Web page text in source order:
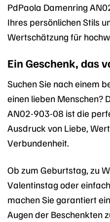
PdPaola Damenring
Ihres persönlichen Stils
Wertschätzung für
Ein Geschenk, das
Suchen Sie nach einem
einen lieben Menschen?
AN02-903-08 ist die
Ausdruck von Liebe,
Verbundenheit.
Ob zum Geburtstag, zu
Valentinstag oder
machen Sie garantiert
Augen der Beschenkten